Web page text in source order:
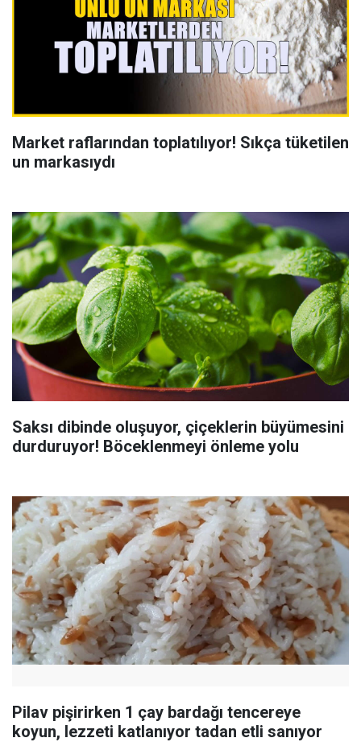
Market raflarından toplatılıyor! Sıkça tüketilen
un markasıydı
Saksı dibinde oluşuyor, çiçeklerin büyümesini
durduruyor! Böceklenmeyi önleme yolu
Pilav pişirirken 1 çay bardağı tencereye
koyun, lezzeti katlanıyor tadan etli sanıyor